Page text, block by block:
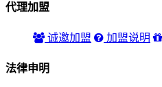
代理加盟
诚邀加盟 加盟说明
法律申明